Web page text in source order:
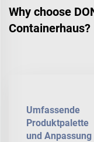
Why choose
Containerhaus?
Umfassende
Produktpalette
und Anpassung